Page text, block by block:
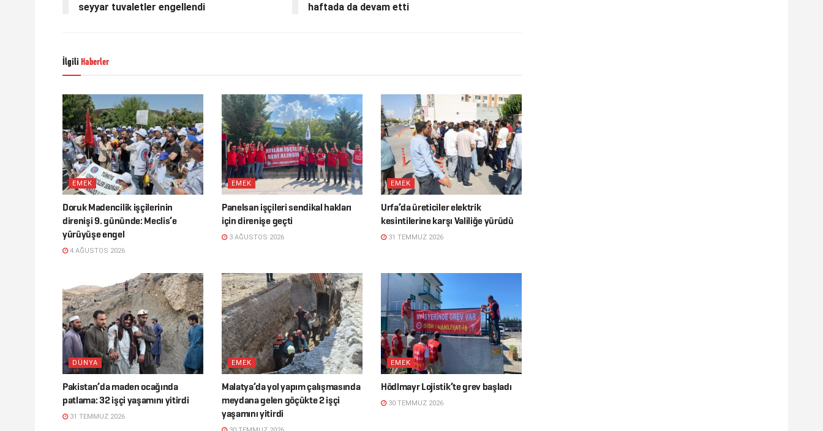
seyyar tuvaletler engellendi
haftada da devam etti
İlgili Haberler
EMEK
Doruk Madencilik işçilerinin
direnişi 9. gününde: Meclis’e
yürüyüşe engel
4 AĞUSTOS 2026
EMEK
Panelsan işçileri sendikal hakları
için direnişe geçti
3 AĞUSTOS 2026
EMEK
Urfa’da üreticiler elektrik
kesintilerine karşı Valiliğe yürüdü
31 TEMMUZ 2026
DÜNYA
Pakistan’da maden ocağında
patlama: 32 işçi yaşamını yitirdi
31 TEMMUZ 2026
EMEK
Malatya’da yol yapım çalışmasında
meydana gelen göçükte 2 işçi
yaşamını yitirdi
EMEK
Hödlmayr Lojistik’te grev başladı
30 TEMMUZ 2026